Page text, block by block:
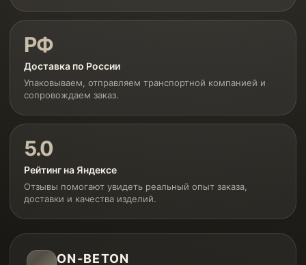
РФ
Доставка по России
Упаковываем, отправляем транспортной компанией и
сопровождаем заказ.
5.0
Рейтинг на Яндексе
Отзывы помогают увидеть реальный опыт заказа,
доставки и качества изделий.
ON-BETON